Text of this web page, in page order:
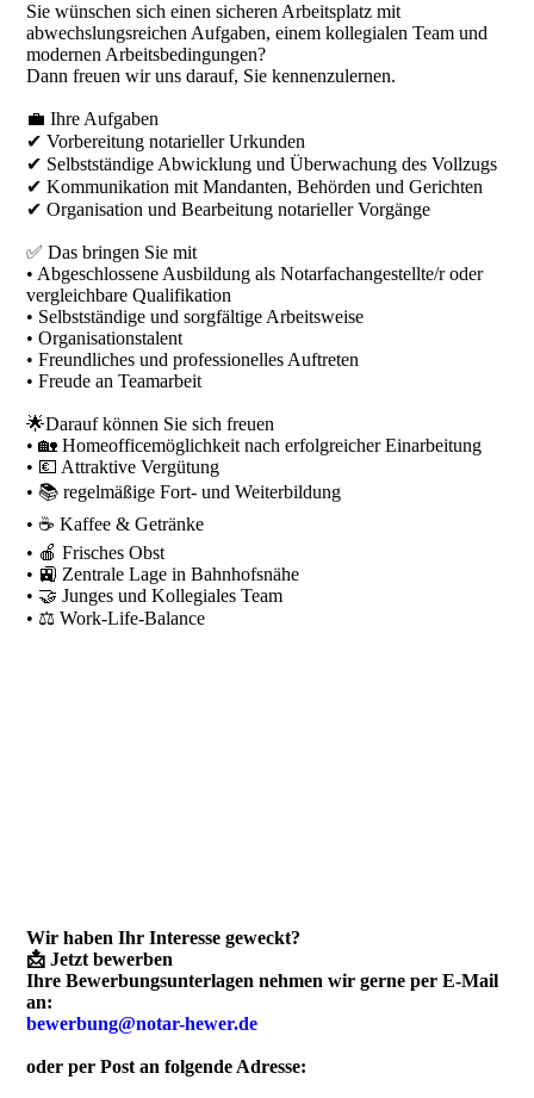
Sie wünschen sich einen sicheren Arbeitsplatz mit
abwechslungsreichen Aufgaben, einem kollegialen Team und
modernen Arbeitsbedingungen?
Dann freuen wir uns darauf, Sie kennenzulernen.
💼 Ihre Aufgaben
✔ Vorbereitung notarieller Urkunden
✔ Selbstständige Abwicklung und Überwachung des Vollzugs
✔ Kommunikation mit Mandanten, Behörden und Gerichten
✔ Organisation und Bearbeitung notarieller Vorgänge
✅ Das bringen Sie mit
• Abgeschlossene Ausbildung als Notarfachangestellte/r oder
vergleichbare Qualifikation
• Selbstständige und sorgfältige Arbeitsweise
• Organisationstalent
• Freundliches und professionelles Auftreten
• Freude an Teamarbeit
🌟Darauf können Sie sich freuen
• 🏡 Homeofficemöglichkeit nach erfolgreicher Einarbeitung
• 💶 Attraktive Vergütung
• 📚 regelmäßige Fort- und Weiterbildung
• ☕ Kaffee & Getränke
• 🍎 Frisches Obst
• 🚉 Zentrale Lage in Bahnhofsnähe
• 🤝 Junges und Kollegiales Team
• ⚖️ Work-Life-Balance
Wir haben Ihr Interesse geweckt?
📩 Jetzt bewerben
Ihre Bewerbungsunterlagen nehmen wir gerne per E-Mail
an:
bewerbung@notar-hewer.de
oder per Post an folgende Adresse: